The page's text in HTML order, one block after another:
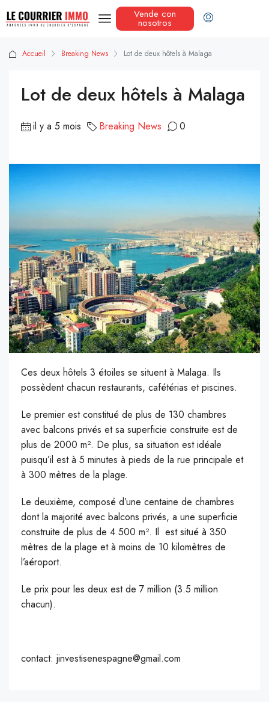
Vende con
nosotros
Accueil Breaking News Lot de deux hôtels à Malaga
Lot de deux hôtels à Malaga
il y a 5 mois Breaking News 0
Ces deux hôtels 3 étoiles se situent à Malaga. Ils
possèdent chacun restaurants, cafétérias et piscines.
Le premier est constitué de plus de 130 chambres
avec balcons privés et sa superficie construite est de
plus de 2000 m². De plus, sa situation est idéale
puisqu’il est à 5 minutes à pieds de la rue principale et
à 300 mètres de la plage.
Le deuxième, composé d’une centaine de chambres
dont la majorité avec balcons privés, a une superficie
construite de plus de 4 500 m². Il est situé à 350
mètres de la plage et à moins de 10 kilomètres de
l’aéroport.
Le prix pour les deux est de 7 million (3.5 million
chacun).
contact: jinvestisenespagne@gmail.com